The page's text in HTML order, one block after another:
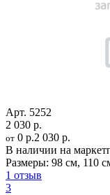
Арт. 5252
2 030 р.
от 0 р.2 030 р.
В наличии на
Размеры: 98 см, 110
1 отзыв
3